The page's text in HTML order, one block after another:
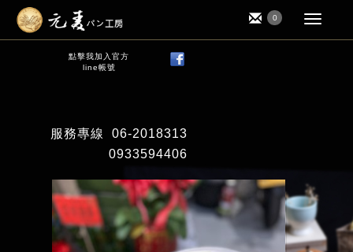
0
點擊我加入官方
line帳號
服務專線
06-2018313
0933594406